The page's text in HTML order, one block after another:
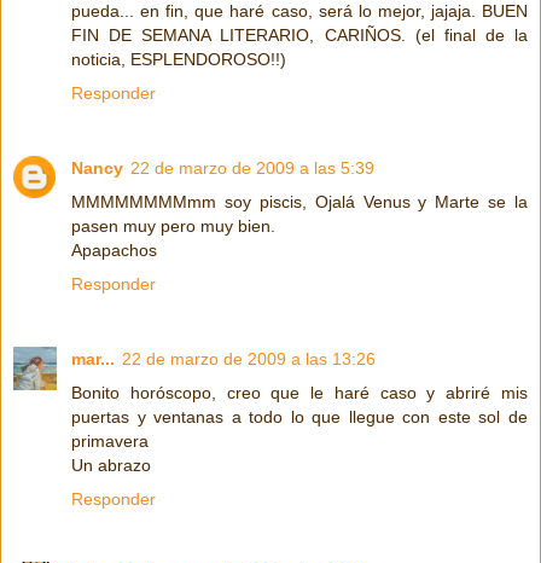
pueda... en fin, que haré caso, será lo mejor, jajaja. BUEN
FIN DE SEMANA LITERARIO, CARIÑOS. (el final de la
noticia, ESPLENDOROSO!!)
Responder
Nancy 22 de marzo de 2009 a las 5:39
MMMMMMMMmm soy piscis, Ojalá Venus y Marte se la
pasen muy pero muy bien.
Apapachos
Responder
mar... 22 de marzo de 2009 a las 13:26
Bonito horóscopo, creo que le haré caso y abriré mis
puertas y ventanas a todo lo que llegue con este sol de
primavera
Un abrazo
Responder